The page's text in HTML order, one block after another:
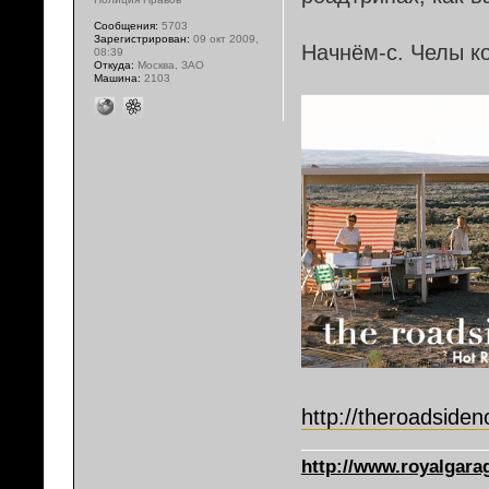
Начнём-с. Челы
http://
http://
Сообщения: 5703
Зарегистрирован: 09 окт 2009,
08:39
Откуда: Москва, ЗАО
Машина: 2103